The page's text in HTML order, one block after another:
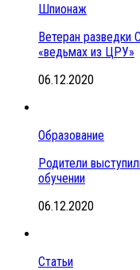
Шпионаж
Ветеран разведки
«ведьмах из ЦРУ»
06.12.2020
Образование
Родители
обучении
06.12.2020
Статьи